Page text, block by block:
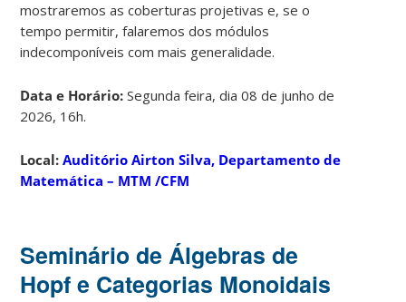
mostraremos as coberturas projetivas e, se o
tempo permitir, falaremos dos módulos
indecomponíveis com mais generalidade.
Data e Horário:Segunda feira, dia 08 de junho de
2026, 16h.
Local:Auditório Airton Silva, Departamento de
Matemática – MTM /CFM
Seminário de Álgebras de
Hopf e Categorias Monoidais